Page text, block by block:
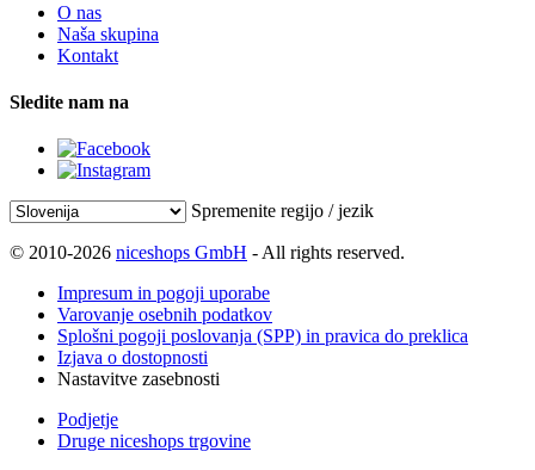
O nas
Naša skupina
Kontakt
Sledite nam na
Spremenite regijo / jezik
© 2010-2026 niceshops GmbH - All rights reserved.
Impresum in pogoji uporabe
Varovanje osebnih podatkov
Splošni pogoji poslovanja (SPP) in pravica do preklica
Izjava o dostopnosti
Nastavitve zasebnosti
Podjetje
Druge niceshops trgovine